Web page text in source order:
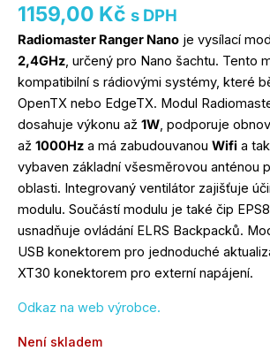
1159,00 Kč s DPH
Radiomaster Ranger Nano je vysílací
2,4GHz, určený pro Nano šachtu. Tento
kompatibilní s rádiovými systémy, které
OpenTX nebo EdgeTX. Modul
dosahuje výkonu až 1W, podporuje
až 1000Hz a má zabudouvanou Wifi a
vybaven základní všesměrovou anténou
oblasti. Integrovaný ventilátor zajišťuje
modulu. Součástí modulu je také čip
usnadňuje ovládání ELRS Backpacků.
USB konektorem pro jednoduché
XT30 konektorem pro externí napájení.
Odkaz na web výrobce.
Není skladem